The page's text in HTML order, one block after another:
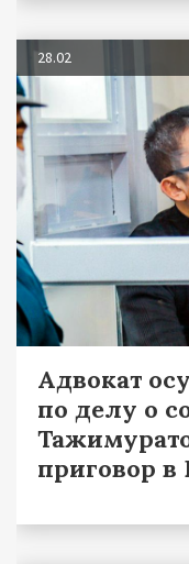
28.02
Адвокат
по делу о
приговор в